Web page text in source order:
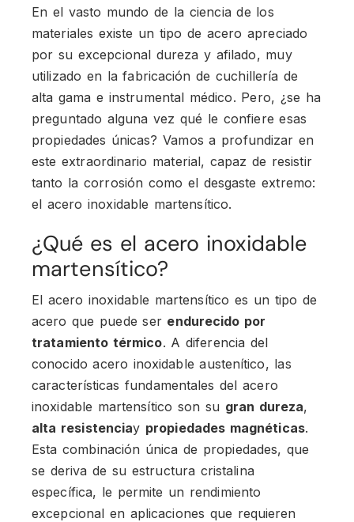
En el vasto mundo de la ciencia de los
materiales existe un tipo de acero apreciado
por su excepcional dureza y afilado, muy
utilizado en la fabricación de cuchillería de
alta gama e instrumental médico. Pero, ¿se ha
preguntado alguna vez qué le confiere esas
propiedades únicas? Vamos a profundizar en
este extraordinario material, capaz de resistir
tanto la corrosión como el desgaste extremo:
el acero inoxidable martensítico.
¿Qué es el acero inoxidable
martensítico?
El acero inoxidable martensítico es un tipo de
acero que puede ser endurecido por
tratamiento térmico. A diferencia del
conocido acero inoxidable austenítico, las
características fundamentales del acero
inoxidable martensítico son su gran dureza,
alta resistenciay propiedades magnéticas.
Esta combinación única de propiedades, que
se deriva de su estructura cristalina
específica, le permite un rendimiento
excepcional en aplicaciones que requieren